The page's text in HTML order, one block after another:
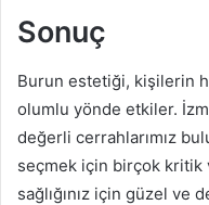
Sonuç
Burun estetiği, kişilerin
olumlu yönde etkiler.
değerli cerrahlarımız
seçmek için birçok kritik
sağlığınız için güzel ve